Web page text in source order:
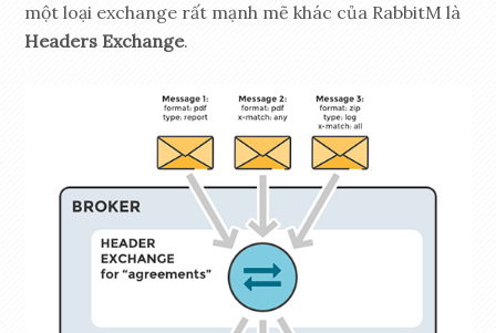
một loại exchange rất mạnh mẽ khác của RabbitM là
Headers Exchange.